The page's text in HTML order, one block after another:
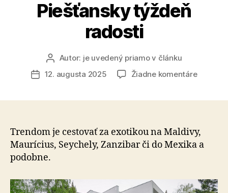
Piešťansky týždeň
radosti
Autor
článku
Autor: je uvedený priamo v článku
Dátum
12. augusta 2025 Žiadne komentárena
Trendom je cestovať za exotikou na Maldivy,
Maurícius, Seychely, Zanzibar či do Mexika a
podobne.